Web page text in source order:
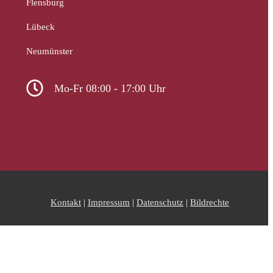
Flensburg
Lübeck
Neumünster
Mo-Fr 08:00 - 17:00 Uhr
Kontakt | Impressum | Datenschutz | Bildrechte